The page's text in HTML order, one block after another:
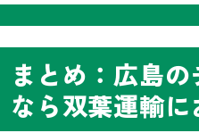
まとめ：広島
なら双葉運輸に